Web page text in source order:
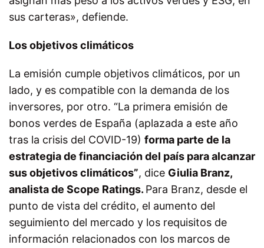
sus carteras», defiende.
Los objetivos climáticos
La emisión cumple objetivos climáticos, por un
lado, y es compatible con la demanda de los
inversores, por otro. “La primera emisión de
bonos verdes de España (aplazada a este año
tras la crisis del COVID-19) forma parte de la
estrategia de financiación del país para alcanzar
sus objetivos climáticos”, dice Giulia Branz,
analista de Scope Ratings. Para Branz, desde el
punto de vista del crédito, el aumento del
seguimiento del mercado y los requisitos de
información relacionados con los marcos de